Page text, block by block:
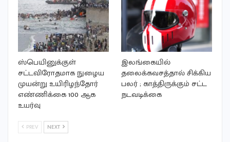
ஸ்பெயினுக்குள்
சட்டவிரோதமாக நுழைய
முயன்று உயிரிழந்தோர்
எண்ணிக்கை 100 ஆக
உயர்வு
இலங்கையில்
தலைக்கவசத்தால் சிக்கிய
பலர் ; காத்திருக்கும் சட்ட
நடவடிக்கை
PREV NEXT